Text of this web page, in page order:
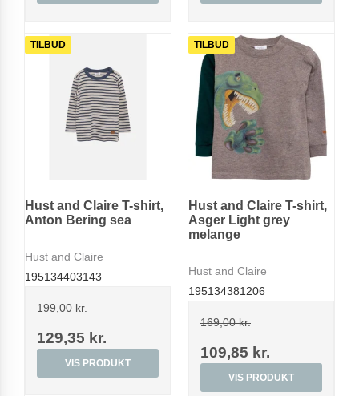
TILBUD
Hust and Claire T-shirt,
Anton Bering sea
Hust and Claire
195134403143
199,00 kr.
129,35 kr.
VIS PRODUKT
TILBUD
Hust and Claire T-shirt,
Asger Light grey
melange
Hust and Claire
195134381206
169,00 kr.
109,85 kr.
VIS PRODUKT